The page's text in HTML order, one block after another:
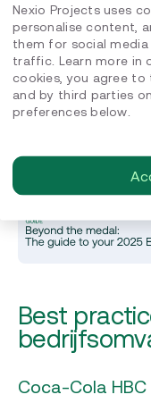
Bedrijven
leveren maximaal 55
Het is aan te raden
meerdere thema’s
Download onze
Best
Coca-Cola HBC
Nexio Projects uses
personalise content,
them for social
traffic. Learn more in
cookies, you agree
and by third parties
preferences below.